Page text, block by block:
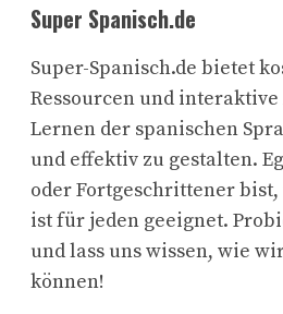
Super Spanisch.de
Super-Spanisch.de bietet
Ressourcen und
Lernen der spanischen
und effektiv zu gestalten.
oder Fortgeschrittener bist,
ist für jeden geeignet.
und lass uns wissen, wie
können!